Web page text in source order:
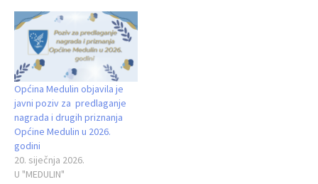
Općina Medulin objavila je
javni poziv za predlaganje
nagrada i drugih priznanja
Općine Medulin u 2026.
godini
20. siječnja 2026.
U "MEDULIN"